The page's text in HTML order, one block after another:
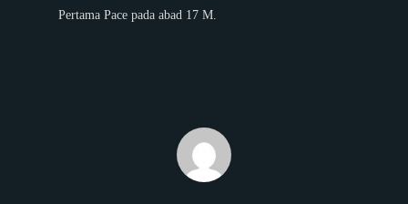
Pertama Pace pada abad 17 M.